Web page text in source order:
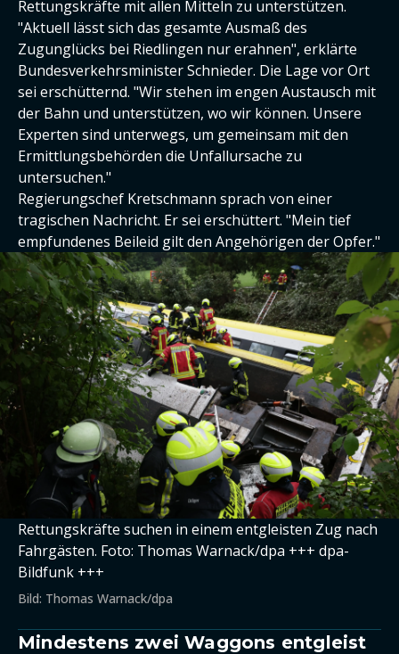
Rettungskräfte mit allen Mitteln zu unterstützen.
"Aktuell lässt sich das gesamte Ausmaß des
Zugunglücks bei Riedlingen nur erahnen", erklärte
Bundesverkehrsminister Schnieder. Die Lage vor Ort
sei erschütternd. "Wir stehen im engen Austausch mit
der Bahn und unterstützen, wo wir können. Unsere
Experten sind unterwegs, um gemeinsam mit den
Ermittlungsbehörden die Unfallursache zu
untersuchen."
Regierungschef Kretschmann sprach von einer
tragischen Nachricht. Er sei erschüttert. "Mein tief
empfundenes Beileid gilt den Angehörigen der Opfer."
Rettungskräfte suchen in einem entgleisten Zug nach
Fahrgästen. Foto: Thomas Warnack/dpa +++ dpa-
Bildfunk +++
Bild: Thomas Warnack/dpa
Mindestens zwei Waggons entgleist